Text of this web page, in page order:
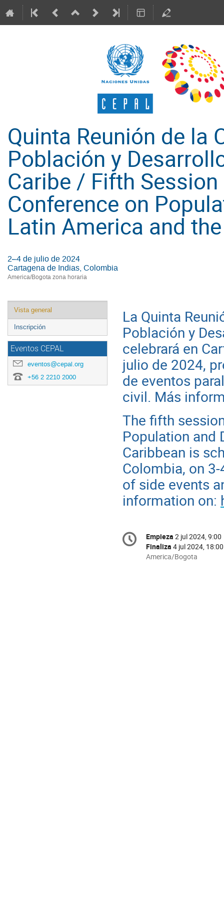
Quinta Reunión de la
Población y
Caribe / Fifth
Conference on
Latin America and
2–4 de julio de 2024
Cartagena de Indias, Colombia
America/Bogota zona horaria
Event
menu
Vista general
Inscripción
Eventos CEPAL
eventos@cepal.org
+56 2 2210 2000
La Quinta
Población y
celebrará en
julio de 2024,
de eventos
civil. Más
The fifth
Population and
Caribbean is
Colombia, on
of side events
information on:
Conference
information
Fecha/Hora
Empieza 2 jul 2024, 9:00
Finaliza 4 jul 2024, 18:00
All
America/Bogota